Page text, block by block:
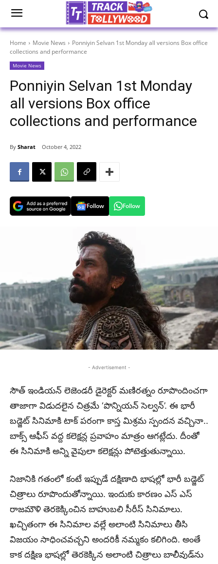
Home Movie News
Ponniyin Selvan 1st Monday all versions Box office
collections and performance
Movie News
Ponniyin Selvan 1st Monday
all versions Box office
collections and performance
By Sharat October 4, 2022
Follow Follow
- Advertisement -
సౌత్ ఇండియన్ లెజెండరీ డైరెక్టర్ మణిరత్నం రూపొందించగా
తాజాగా విడుదలైన చిత్రమే ‘పొన్నియన్ సెల్వన్’. ఈ భారీ
బడ్జెట్ సినిమాకి టాక్ పరంగా కాస్త మిశ్రమ స్పందన వచ్చినా..
బాక్స్ ఆఫీస్ వద్ద కలెక్షన్ల ప్రవాహం మాత్రం ఆగట్లేదు. దీంతో
ఈ సినిమాకి అన్ని వైపులా కలెక్షన్లు పోటెత్తుతున్నాయి.
నిజానికి గతంలో కంటే ఇప్పుడే దక్షిణాది భాషల్లో భారీ బడ్జెట్
చిత్రాలు రూపొందుతోన్నాయి. ఇందుకు కారణం ఎస్ ఎస్
రాజమౌళి తెరకెక్కించిన బాహుబలి సీరీస్ సినిమాలు.
ఖచ్చితంగా ఈ సినిమాల వల్లే అలాంటి సినిమాలు తీసి
విజయం సాధించవచ్చని అందరికీ నమ్మకం కలిగింది. అంతే
కాక దక్షిణ భాషల్లో తెరకెక్కిన అలాంటి చిత్రాలు బాలీవుడ్‌‌ను